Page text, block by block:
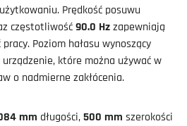
Prędkość posuwu
częstotliwość 90.0 Hz zapewniają
Poziom hałasu wynoszący
które można używać w
o nadmierne zakłócenia.
mm długości, 500 mm szerokości